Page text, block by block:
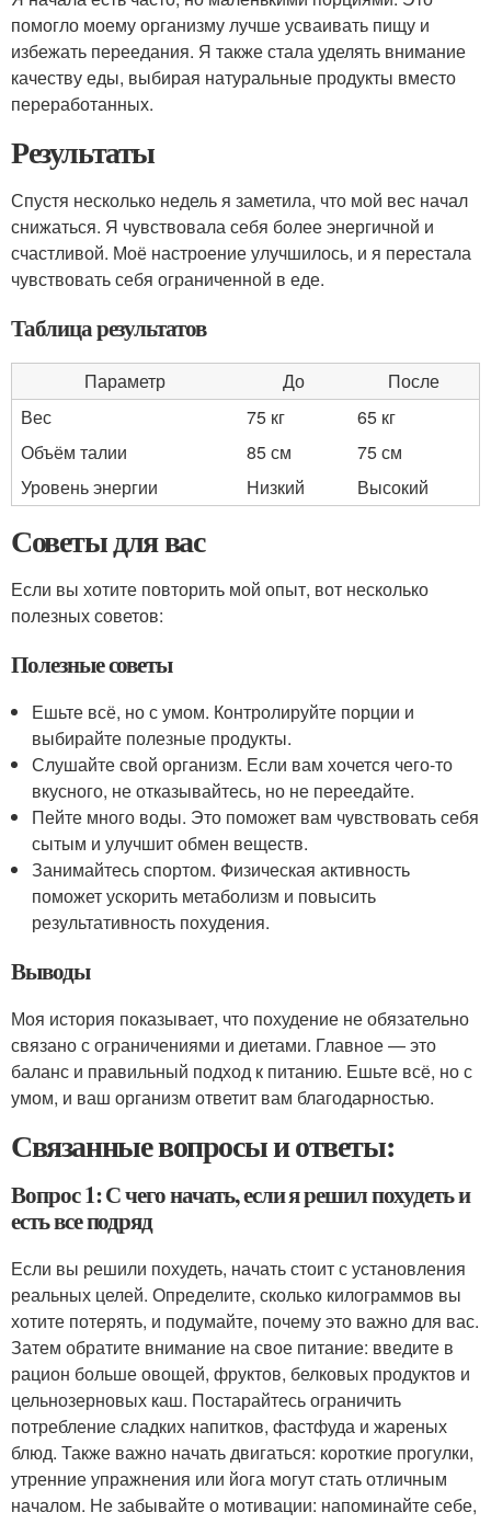
помогло моему организму лучше усваивать пищу и
избежать переедания. Я также стала уделять внимание
качеству еды, выбирая натуральные продукты вместо
переработанных.
Результаты
Спустя несколько недель я заметила, что мой вес начал
снижаться. Я чувствовала себя более энергичной и
счастливой. Моё настроение улучшилось, и я перестала
чувствовать себя ограниченной в еде.
Таблица результатов
Параметр До
После
Вес
75 кг
65 кг
Объём талии
85 см
75 см
Уровень энергии
Низкий Высокий
Советы для вас
Если вы хотите повторить мой опыт, вот несколько
полезных советов:
Полезные советы
Ешьте всё, но с умом. Контролируйте порции и
выбирайте полезные продукты.
Слушайте свой организм. Если вам хочется чего-то
вкусного, не отказывайтесь, но не переедайте.
Пейте много воды. Это поможет вам чувствовать себя
сытым и улучшит обмен веществ.
Занимайтесь спортом. Физическая активность
поможет ускорить метаболизм и повысить
результативность похудения.
Выводы
Моя история показывает, что похудение не обязательно
связано с ограничениями и диетами. Главное — это
баланс и правильный подход к питанию. Ешьте всё, но с
умом, и ваш организм ответит вам благодарностью.
Связанные вопросы и ответы:
Вопрос 1: С чего начать, если я решил похудеть и
есть все подряд
Если вы решили похудеть, начать стоит с установления
реальных целей. Определите, сколько килограммов вы
хотите потерять, и подумайте, почему это важно для вас.
Затем обратите внимание на свое питание: введите в
рацион больше овощей, фруктов, белковых продуктов и
цельнозерновых каш. Постарайтесь ограничить
потребление сладких напитков, фастфуда и жареных
блюд. Также важно начать двигаться: короткие прогулки,
утренние упражнения или йога могут стать отличным
началом. Не забывайте о мотивации: напоминайте себе,